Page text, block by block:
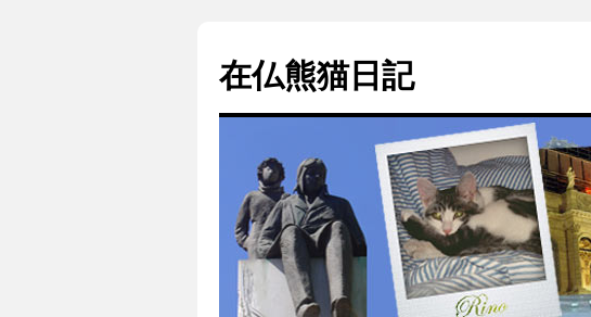
在仏熊猫日記